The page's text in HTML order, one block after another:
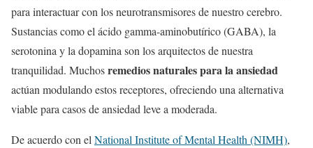
para interactuar con los neurotransmisores de nuestro cerebro.
Sustancias como el ácido gamma-aminobutírico (GABA), la
serotonina y la dopamina son los arquitectos de nuestra
tranquilidad. Muchosremedios naturales para la ansiedad
actúan modulando estos receptores, ofreciendo una alternativa
viable para casos de ansiedad leve a moderada.
De acuerdo con el National Institute of Mental Health (NIMH),